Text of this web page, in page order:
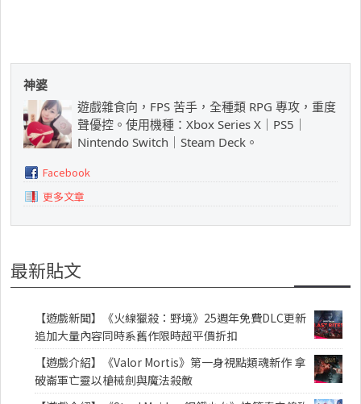
神婆
遊戲雜食向，FPS 苦手，全種類 RPG 專攻，重度
聲優控。使用機種：Xbox Series X｜PS5｜
Nintendo Switch｜Steam Deck。
Facebook
更多文章
最新貼文
【遊戲新聞】《火線獵殺：野境》25週年免費DLC更新
追加大量內容同時系舊作限時超平價折扣
【遊戲介紹】《Valor Mortis》第一身視點類魂新作 拿
破崙軍亡靈以槍械劍與魔法殺敵